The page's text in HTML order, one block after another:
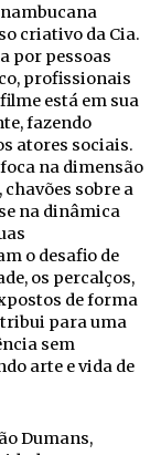
criativo da Cia.
por pessoas
profissionais
está em sua
fazendo
atores sociais.
na dimensão
sobre a
na dinâmica
o desafio de
os percalços,
de forma
para uma
sem
arte e vida de
Dumans,